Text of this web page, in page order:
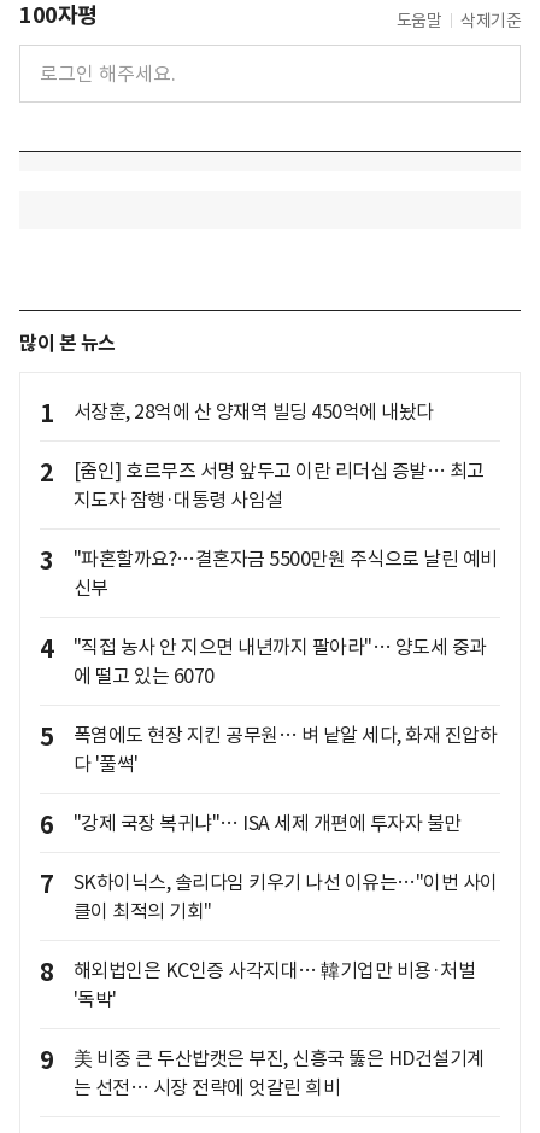
100자평 도움말 삭제기준
많이 본 뉴스
1 서장훈, 28억에 산 양재역 빌딩 450억에 내놨다
2
[줌인] 호르무즈 서명 앞두고 이란 리더십 증발… 최고
지도자 잠행·대통령 사임설
3
"파혼할까요?…결혼자금 5500만원 주식으로 날린 예비
신부
4
"직접 농사 안 지으면 내년까지 팔아라"… 양도세 중과
에 떨고 있는 6070
5
폭염에도 현장 지킨 공무원… 벼 낱알 세다, 화재 진압하
다 '풀썩'
6 "강제 국장 복귀냐"… ISA 세제 개편에 투자자 불만
7
SK하이닉스, 솔리다임 키우기 나선 이유는…"이번 사이
클이 최적의 기회"
8
해외법인은 KC인증 사각지대… 韓기업만 비용·처벌
'독박'
9
美 비중 큰 두산밥캣은 부진, 신흥국 뚫은 HD건설기계
는 선전… 시장 전략에 엇갈린 희비